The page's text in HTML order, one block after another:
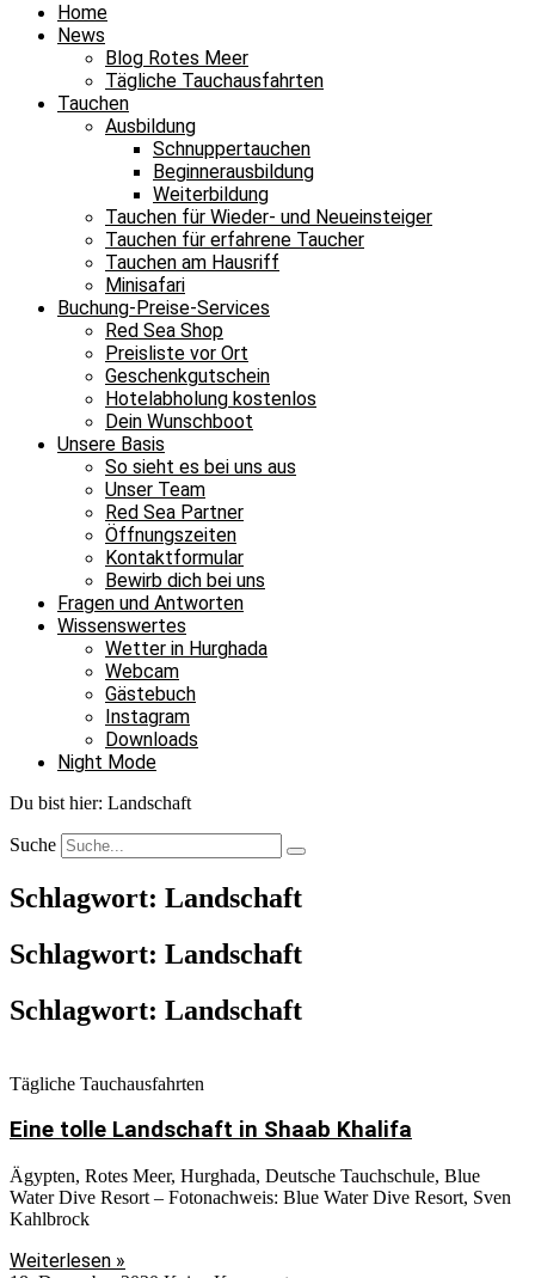
Home
News
Blog Rotes Meer
Tägliche Tauchausfahrten
Tauchen
Ausbildung
Schnuppertauchen
Beginnerausbildung
Weiterbildung
Tauchen für Wieder- und Neueinsteiger
Tauchen für erfahrene Taucher
Tauchen am Hausriff
Minisafari
Buchung-Preise-Services
Red Sea Shop
Preisliste vor Ort
Geschenkgutschein
Hotelabholung kostenlos
Dein Wunschboot
Unsere Basis
So sieht es bei uns aus
Unser Team
Red Sea Partner
Öffnungszeiten
Kontaktformular
Bewirb dich bei uns
Fragen und Antworten
Wissenswertes
Wetter in Hurghada
Webcam
Gästebuch
Instagram
Downloads
Night Mode
Du bist hier: Landschaft
Suche
Schlagwort: Landschaft
Schlagwort: Landschaft
Schlagwort: Landschaft
Tägliche Tauchausfahrten
Eine tolle Landschaft in Shaab Khalifa
Ägypten, Rotes Meer, Hurghada, Deutsche Tauchschule, Blue
Water Dive Resort – Fotonachweis: Blue Water Dive Resort, Sven
Kahlbrock
Weiterlesen »